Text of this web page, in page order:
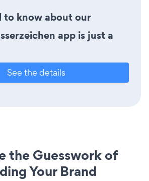
to know about our
app is just a
See the details
the Guesswork of
Your Brand